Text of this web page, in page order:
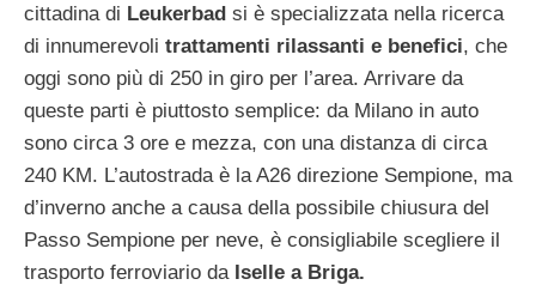
cittadina di Leukerbad si è specializzata nella ricerca
di innumerevoli trattamenti rilassanti e benefici, che
oggi sono più di 250 in giro per l’area. Arrivare da
queste parti è piuttosto semplice: da Milano in auto
sono circa 3 ore e mezza, con una distanza di circa
240 KM. L’autostrada è la A26 direzione Sempione, ma
d’inverno anche a causa della possibile chiusura del
Passo Sempione per neve, è consigliabile scegliere il
trasporto ferroviario da Iselle a Briga.